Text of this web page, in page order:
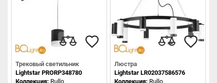
Трековый светильник
Lightstar PRORP348780
Коллекция: Rullo
Люстра
Lightstar LR02037586576
Коллекция: Rullo